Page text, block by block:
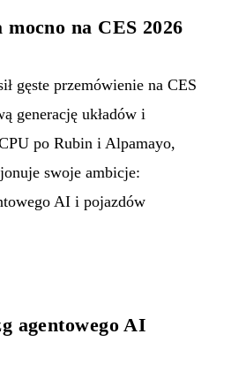
na CES 2026
gęste przemówienie na CES
generację układów i
po Rubin i Alpamayo,
swoje ambicje:
AI i pojazdów
agentowego AI